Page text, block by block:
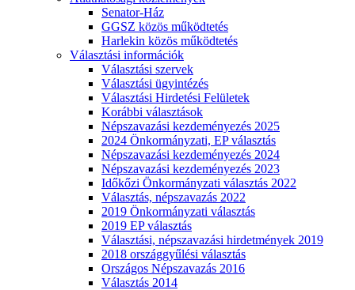
Senator-Ház
GGSZ közös működtetés
Harlekin közös működtetés
Választási információk
Választási szervek
Választási ügyintézés
Választási Hirdetési Felületek
Korábbi választások
Népszavazási kezdeményezés 2025
2024 Önkormányzati, EP választás
Népszavazási kezdeményezés 2024
Népszavazási kezdeményezés 2023
Időkőzi Önkormányzati választás 2022
Választás, népszavazás 2022
2019 Önkormányzati választás
2019 EP választás
Választási, népszavazási hirdetmények 2019
2018 országgyűlési választás
Országos Népszavazás 2016
Választás 2014